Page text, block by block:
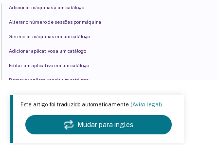
Este artigo foi traduzido automaticamente.(Aviso legal)
Mudar para ingles
Adicionar máquinas a um catálogo
Alterar o número de sessões por máquina
Gerenciar máquinas em um catálogo
Adicionar aplicativos a um catálogo
Editar um aplicativo em um catálogo
Remover aplicativos de um catálogo
Excluir um catálogo
Gerenciar programações de gerenciamento de energia
Informações correlatas